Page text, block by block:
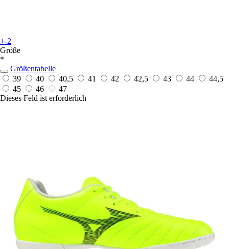
+-2
Größe
*
Größentabelle
39
40 40,5 41 42 42,5 43 44
44,5
45
46
47
Dieses Feld ist erforderlich